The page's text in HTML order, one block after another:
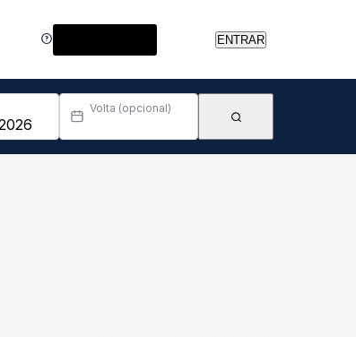
ENTRAR
Volta (opcional)